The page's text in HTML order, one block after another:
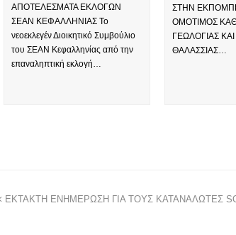
ΑΠΟΤΕΛΕΣΜΑΤΑ ΕΚΛΟΓΩΝ
ΣΕΑΝ ΚΕΦΑΛΛΗΝΙΑΣ Το
νεοεκλεγέν Διοικητικό Συμβούλιο
του ΣΕΑΝ Κεφαλληνίας από την
επαναληπτική εκλογή…
ΣΤΗΝ
ΟΜΟΤΙΜΟΣ
ΓΕΩΛΟΓΙΑΣ
ΘΑΛΑΣΣΙΑΣ…
ΕΚΤΑΚΤΗ ΕΝΗΜΕΡΩΣΗ ΓΙΑ ΤΟΥΣ ΚΑΤΑΝΑΛΩΤΕΣ